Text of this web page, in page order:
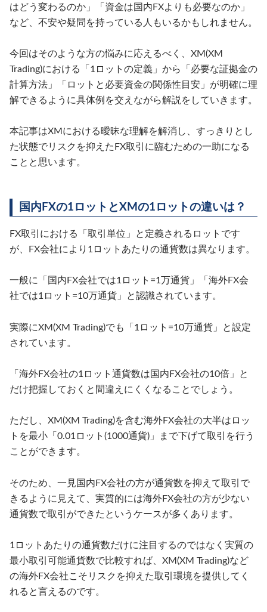
はどう変わるのか」「資金は国内FXよりも必要なのか」
など、不安や疑問を持っている人もいるかもしれません。
今回はそのような方の悩みに応えるべく、XM(XM
Trading)における「1ロットの定義」から「必要な証拠金の
計算方法」「ロットと必要資金の関係性目安」が明確に理
解できるように具体例を交えながら解説をしていきます。
本記事はXMにおける曖昧な理解を解消し、すっきりとし
た状態でリスクを抑えたFX取引に臨むための一助になる
ことと思います。
国内FXの1ロットとXMの1ロットの違いは？
FX取引における「取引単位」と定義されるロットです
が、FX会社により1ロットあたりの通貨数は異なります。
一般に「国内FX会社では1ロット=1万通貨」「海外FX会
社では1ロット=10万通貨」と認識されています。
実際にXM(XM Trading)でも「1ロット=10万通貨」と設定
されています。
「海外FX会社の1ロット通貨数は国内FX会社の10倍」と
だけ把握しておくと間違えにくくなることでしょう。
ただし、XM(XM Trading)を含む海外FX会社の大半はロッ
トを最小「0.01ロット(1000通貨)」まで下げて取引を行う
ことができます。
そのため、一見国内FX会社の方が通貨数を抑えて取引で
きるように見えて、実質的には海外FX会社の方が少ない
通貨数で取引ができたというケースが多くあります。
1ロットあたりの通貨数だけに注目するのではなく実質の
最小取引可能通貨数で比較すれば、XM(XM Trading)など
の海外FX会社こそリスクを抑えた取引環境を提供してく
れると言えるのです。